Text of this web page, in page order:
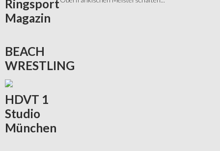
Ringsport
Magazin
BEACH
WRESTLING
HDVT 1
Studio
München